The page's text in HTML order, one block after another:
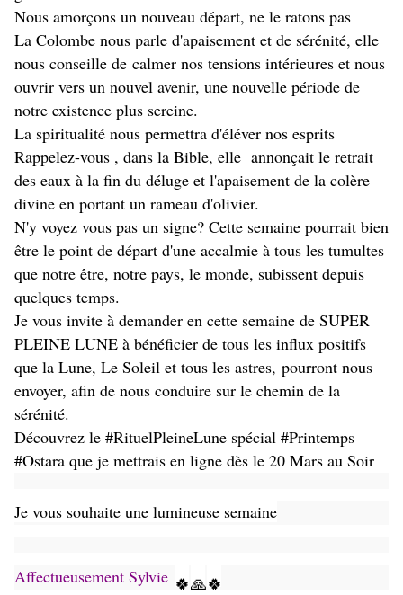
Nous amorçons un nouveau départ, ne le ratons pas
La Colombe nous parle d'apaisement et de sérénité, elle
nous conseille de calmer nos tensions intérieures et nous
ouvrir vers un nouvel avenir, une nouvelle période de
notre existence plus sereine.
La spiritualité nous permettra d'éléver nos esprits
Rappelez-vous , dans la Bible, elle annonçait le retrait
des eaux à la fin du déluge et l'apaisement de la colère
divine en portant un rameau d'olivier.
N'y voyez vous pas un signe? Cette semaine pourrait bien
être le point de départ d'une accalmie à tous les tumultes
que notre être, notre pays, le monde, subissent depuis
quelques temps.
Je vous invite à demander en cette semaine de SUPER
PLEINE LUNE à bénéficier de tous les influx positifs
que la Lune, Le Soleil et tous les astres, pourront nous
envoyer, afin de nous conduire sur le chemin de la
sérénité.
Découvrez le #RituelPleineLune spécial #Printemps
#Ostara que je mettrais en ligne dès le 20 Mars au Soir
Je vous souhaite une lumineuse semaine
Affectueusement Sylvie 🍀🙏🍀